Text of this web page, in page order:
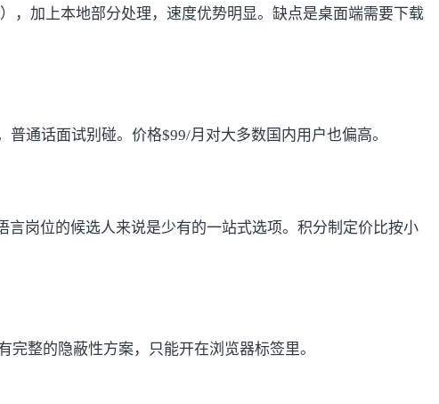
，加上本地部分处理，速度优势明显。缺点是桌面端需要下载
通话面试别碰。价格$99/月对大多数国内用户也偏高。
岗位的候选人来说是少有的一站式选项。积分制定价比按小
整的隐蔽性方案，只能开在浏览器标签里。